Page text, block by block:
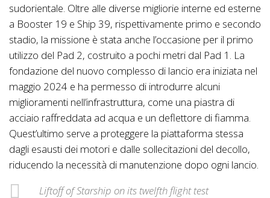
sudorientale. Oltre alle diverse migliorie interne ed esterne
a Booster 19 e Ship 39, rispettivamente primo e secondo
stadio, la missione è stata anche l’occasione per il primo
utilizzo del Pad 2, costruito a pochi metri dal Pad 1. La
fondazione del nuovo complesso di lancio era iniziata nel
maggio 2024 e ha permesso di introdurre alcuni
miglioramenti nell’infrastruttura, come una piastra di
acciaio raffreddata ad acqua e un deflettore di fiamma.
Quest’ultimo serve a proteggere la piattaforma stessa
dagli esausti dei motori e dalle sollecitazioni del decollo,
riducendo la necessità di manutenzione dopo ogni lancio.
Liftoff of Starship on its twelfth flight test